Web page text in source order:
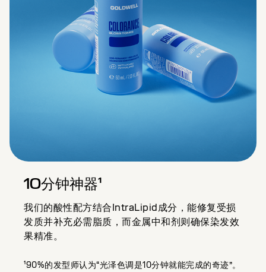
10分钟神器¹
我们的酸性配方结合IntraLipid成分，能修复受损
发质并补充必需脂质，而金属中和剂则确保染发效
果精准。
¹90%的发型师认为“光泽色调是10分钟就能完成的奇迹”。